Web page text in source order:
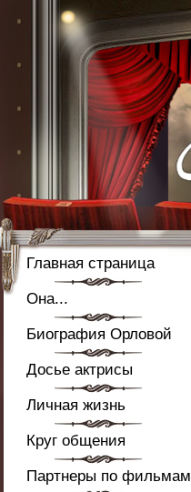
Главная страница
Она...
Биография Орловой
Досье актрисы
Личная жизнь
Круг общения
Партнеры по фильмам